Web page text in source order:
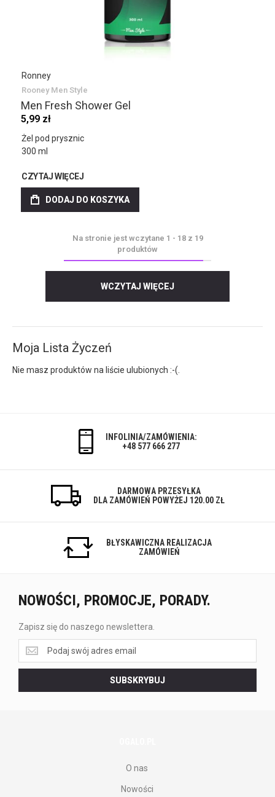
Ronney
Rooney Men Style
Men Fresh Shower Gel
5,99 zł
Żel pod prysznic
300 ml
CZYTAJ WIĘCEJ
DODAJ DO KOSZYKA
Na stronie jest wczytane 1 - 18z 19
produktów
WCZYTAJ WIĘCEJ
Moja Lista Życzeń
Nie masz produktów na liście ulubionych :-(.
INFOLINIA/ZAMÓWIENIA:
+48 577 666 277
DARMOWA PRZESYŁKA
DLA ZAMÓWIEŃ POWYŻEJ 120.00 ZŁ
BŁYSKAWICZNA REALIZACJA
ZAMÓWIEŃ
NOWOŚCI, PROMOCJE, PORADY.
Zapisz się do naszego newslettera.
Zapisz
się
do
newslettera.
SUBSKRYBUJ
O nas
Nowości